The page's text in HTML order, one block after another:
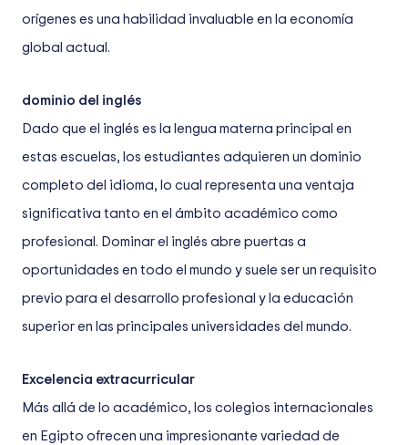
orígenes es una habilidad invaluable en la economía
global actual.
dominio del inglés
Dado que el inglés es la lengua materna principal en
estas escuelas, los estudiantes adquieren un dominio
completo del idioma, lo cual representa una ventaja
significativa tanto en el ámbito académico como
profesional. Dominar el inglés abre puertas a
oportunidades en todo el mundo y suele ser un requisito
previo para el desarrollo profesional y la educación
superior en las principales universidades del mundo.
Excelencia extracurricular
Más allá de lo académico, los colegios internacionales
en Egipto ofrecen una impresionante variedad de